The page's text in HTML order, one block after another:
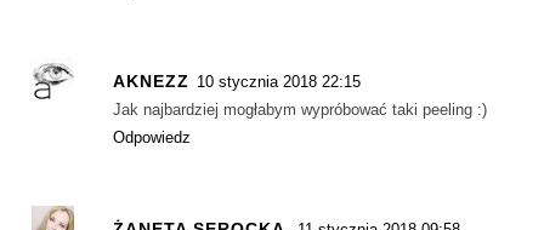
AKNEZZ 10 stycznia 2018 22:15
Jak najbardziej mogłabym wypróbować taki peeling :)
Odpowiedz